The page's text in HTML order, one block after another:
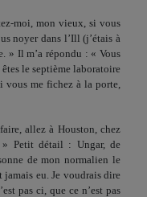
moi, mon vieux, si vous
noyer dans l’Ill (j’étais à
» Il m’a répondu : « Vous
le septième laboratoire
me fichez à la porte,
allez à Houston, chez
Petit détail : Ungar, de
de mon normalien le
eu. Je voudrais dire
pas ci, que ce n’est pas